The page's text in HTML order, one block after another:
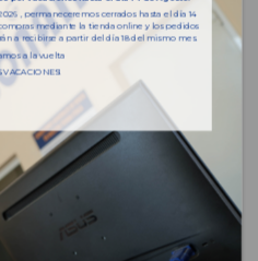
, permaneceremos cerrados hasta el día 14
mediante la tienda online y los pedidos
a recibirse a partir del día 18 del mismo mes.
a la vuelta
VACACIONES!